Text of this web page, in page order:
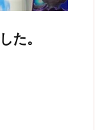
た。